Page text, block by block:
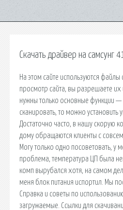
Скачать драйвер на самсунг
На этом сайте используются
просмотр сайта, вы разрешаете их
нужны только основные функции —
сканировать, то можно установить
Достаточно часто, в нашу скорую
дому обращаются клиенты с
Могу только одно посоветовать, у
проблема, температура ЦП была
комп вырубался хотя, на самом
меня блок питания испортил. Мы
Справка и советы по
загружаемые. Ссылки для